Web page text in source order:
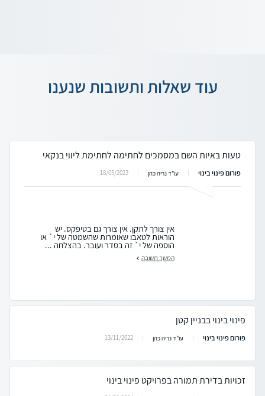
עוד שאלות ותשובות שנענו
טעות באיות השם במסמכים לחתימה לחתימת ליווי בנקאי
פורום פינוי בינוי עו"ד נריה כהן 18/05/2023
אין צורך לתקן. אין צורך גם בטיפקס. יש
הוראות לטאבו שאומרות שהשמטה של י` או
הוספה של י` זה בסדר ועובר. בהצלחה ...
המשך תשובה
פינוי בינוי בבניין קטן
פורום פינוי בינוי עו"ד נריה כהן 13/11/2022
זכויות בדירת תמורה בפרויקט פינוי בינוי